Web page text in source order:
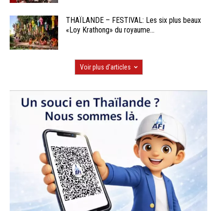
THAÏLANDE – FESTIVAL: Les six plus beaux
«Loy Krathong» du royaume...
Voir plus d'articles